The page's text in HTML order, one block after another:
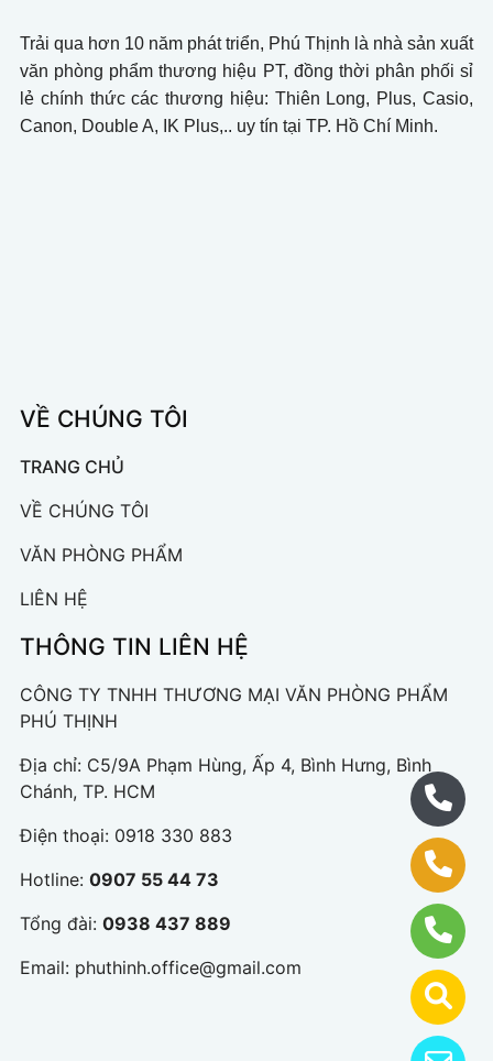
Trải qua hơn 10 năm phát triển, Phú Thịnh là nhà sản xuất
văn phòng phẩm thương hiệu PT, đồng thời phân phối sỉ
lẻ chính thức các thương hiệu: Thiên Long, Plus, Casio,
Canon, Double A, IK Plus,.. uy tín tại TP. Hồ Chí Minh.
VỀ CHÚNG TÔI
TRANG CHỦ
VỀ CHÚNG TÔI
VĂN PHÒNG PHẨM
LIÊN HỆ
THÔNG TIN LIÊN HỆ
CÔNG TY TNHH THƯƠNG MẠI VĂN PHÒNG PHẨM
PHÚ THỊNH
Địa chỉ: C5/9A Phạm Hùng, Ấp 4, Bình Hưng, Bình
Chánh, TP. HCM
Điện thoại: 0918 330 883
Hotline: 0907 55 44 73
Tổng đài: 0938 437 889
Email: phuthinh.office@gmail.com